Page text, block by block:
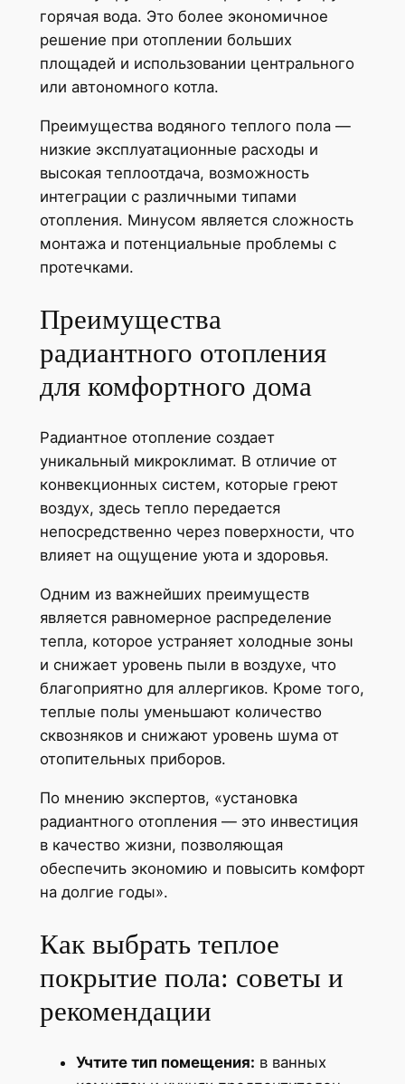
горячая вода. Это более экономичное
решение при отоплении больших
площадей и использовании центрального
или автономного котла.
Преимущества водяного теплого пола —
низкие эксплуатационные расходы и
высокая теплоотдача, возможность
интеграции с различными типами
отопления. Минусом является сложность
монтажа и потенциальные проблемы с
протечками.
Преимущества
радиантного отопления
для комфортного дома
Радиантное отопление создает
уникальный микроклимат. В отличие от
конвекционных систем, которые греют
воздух, здесь тепло передается
непосредственно через поверхности, что
влияет на ощущение уюта и здоровья.
Одним из важнейших преимуществ
является равномерное распределение
тепла, которое устраняет холодные зоны
и снижает уровень пыли в воздухе, что
благоприятно для аллергиков. Кроме того,
теплые полы уменьшают количество
сквозняков и снижают уровень шума от
отопительных приборов.
По мнению экспертов, «установка
радиантного отопления — это инвестиция
в качество жизни, позволяющая
обеспечить экономию и повысить комфорт
на долгие годы».
Как выбрать теплое
покрытие пола: советы и
рекомендации
Учтите тип помещения: в ванных